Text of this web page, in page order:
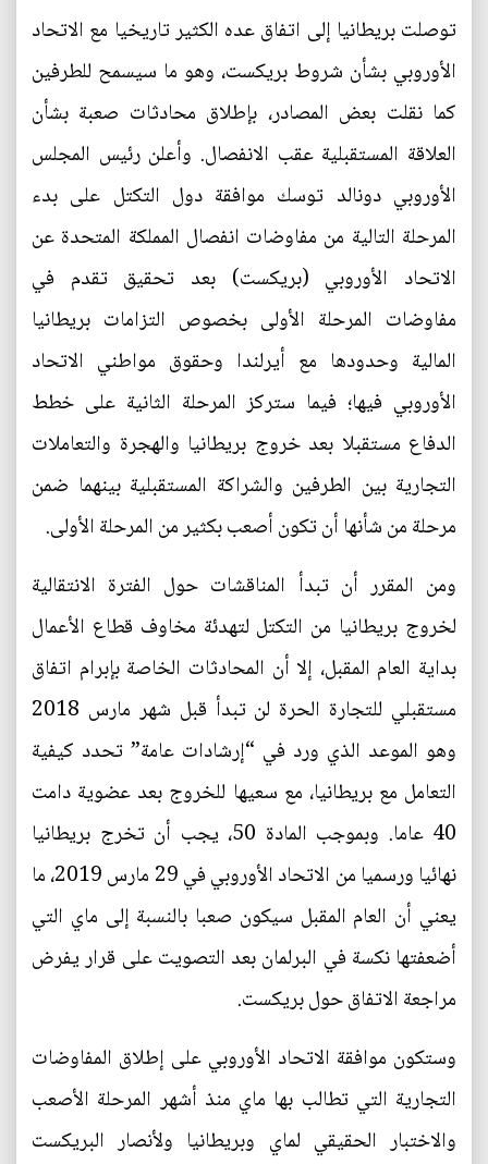
توصلت بريطانيا إلى اتفاق عده الكثير تاريخيا مع الاتحاد
الأوروبي بشأن شروط بريكست، وهو ما سيسمح للطرفين
كما نقلت بعض المصادر، بإطلاق محادثات صعبة بشأن
العلاقة المستقبلية عقب الانفصال. وأعلن رئيس المجلس
الأوروبي دونالد توسك موافقة دول التكتل على بدء
المرحلة التالية من مفاوضات انفصال المملكة المتحدة عن
الاتحاد الأوروبي (بريكست) بعد تحقيق تقدم في
مفاوضات المرحلة الأولى بخصوص التزامات بريطانيا
المالية وحدودها مع أيرلندا وحقوق مواطني الاتحاد
الأوروبي فيها؛ فيما ستركز المرحلة الثانية على خطط
الدفاع مستقبلا بعد خروج بريطانيا والهجرة والتعاملات
التجارية بين الطرفين والشراكة المستقبلية بينهما ضمن
مرحلة من شأنها أن تكون أصعب بكثير من المرحلة الأولى.
ومن المقرر أن تبدأ المناقشات حول الفترة الانتقالية
لخروج بريطانيا من التكتل لتهدئة مخاوف قطاع الأعمال
بداية العام المقبل، إلا أن المحادثات الخاصة بإبرام اتفاق
مستقبلي للتجارة الحرة لن تبدأ قبل شهر مارس 2018
وهو الموعد الذي ورد في “إرشادات عامة” تحدد كيفية
التعامل مع بريطانيا، مع سعيها للخروج بعد عضوية دامت
40 عاما. وبموجب المادة 50، يجب أن تخرج بريطانيا
نهائيا ورسميا من الاتحاد الأوروبي في 29 مارس 2019، ما
يعني أن العام المقبل سيكون صعبا بالنسبة إلى ماي التي
أضعفتها نكسة في البرلمان بعد التصويت على قرار يفرض
مراجعة الاتفاق حول بريكست.
وستكون موافقة الاتحاد الأوروبي على إطلاق المفاوضات
التجارية التي تطالب بها ماي منذ أشهر المرحلة الأصعب
والاختبار الحقيقي لماي وبريطانيا ولأنصار البريكست